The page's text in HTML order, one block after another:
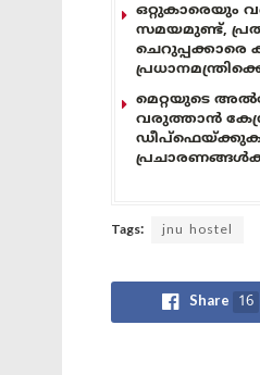
ഒറ്റുകാരെയും
സമയമുണ്ട്,
ചെറുപ്പക്കാരെ
മെറ്റയുടെ
വരുത്താൻ
Tags: jnu hostel
Share 16